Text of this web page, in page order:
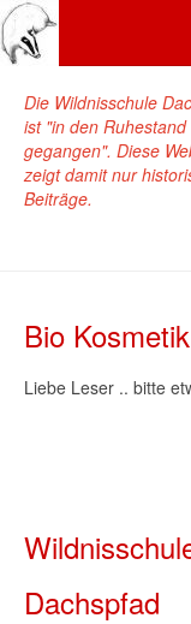
Die Wildnisschule
ist "in den Ruhestand
gegangen". Diese
zeigt damit nur
Beiträge.
Bio Kosmetik
Liebe Leser .. bitte
Dachspfad